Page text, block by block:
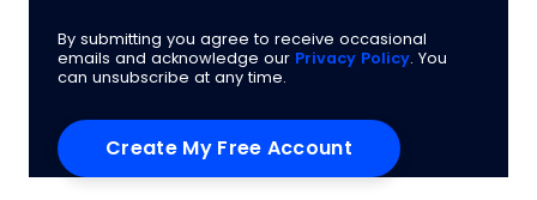
By submitting you agree to receive occasional
emails and acknowledge our Privacy Policy. You
can unsubscribe at any time.